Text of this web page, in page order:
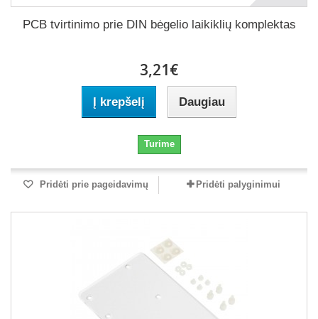
PCB tvirtinimo prie DIN bėgelio laikiklių komplektas
3,21€
Į krepšelį Daugiau
Turime
Pridėti prie pageidavimų Pridėti palyginimui